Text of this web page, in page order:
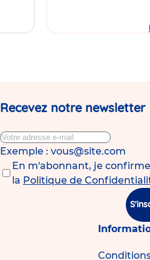
Recevez notre newsletter
Exemple : vous@site.com
En m'abonnant, je
la Politique de